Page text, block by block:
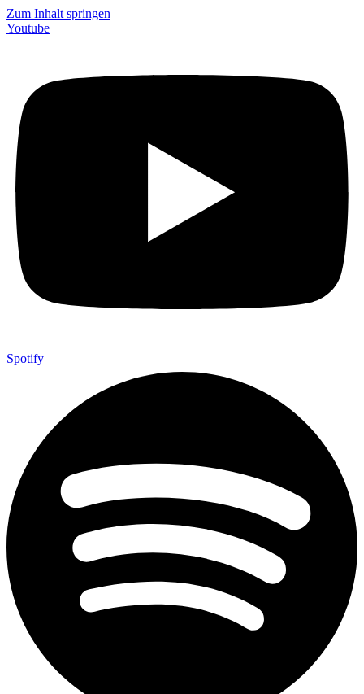
Zum Inhalt springen
Youtube
Spotify